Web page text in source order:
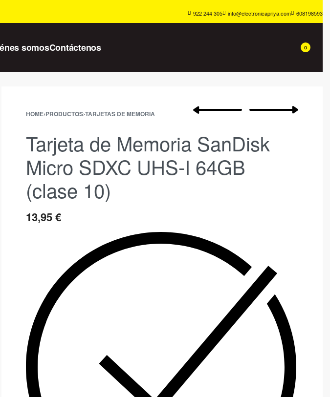
922 244 305 info@electronicapriya.com 608198593
somosContáctenos 0
HOME›PRODUCTOS›TARJETAS DE MEMORIA
Tarjeta de Memoria SanDisk
Micro SDXC UHS-I 64GB
(clase 10)
13,95€